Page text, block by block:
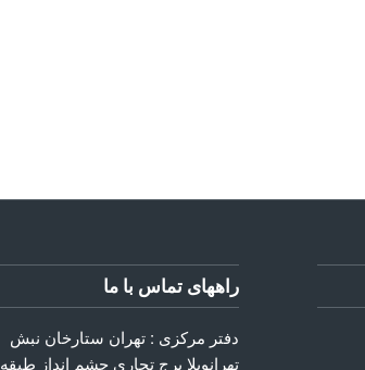
راههای تماس با ما
دفتر مرکزی : تهران ستارخان نبش
تهرانویلا برج تجاری چشم انداز طبقه